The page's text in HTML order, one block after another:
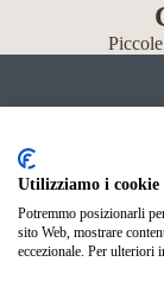
Giochi
Neonato
Utilizziamo i cookie
Potremmo posizionarli
sito Web, mostrare
eccezionale. Per ulteriori